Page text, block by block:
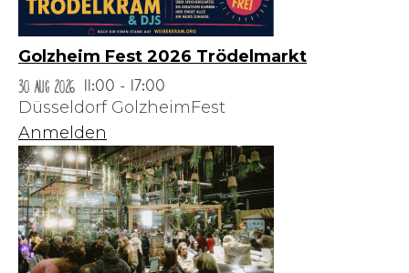
Golzheim Fest 2026 Trödelmarkt
30 Aug 2026
11:00 - 17:00
Düsseldorf GolzheimFest
Anmelden